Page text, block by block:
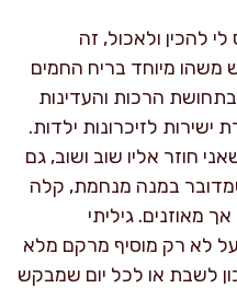
להכין ולאכול, זה
משהו מיוחד בריח החמים
הרכות והעדינות
לזיכרונות ילדות.
חוזר אליו שוב ושוב, גם
במנה מנחמת, קלה
מאוזנים. גיליתי
לא רק מוסיף מרקם מלא
לשבת או לכל יום שמבקש